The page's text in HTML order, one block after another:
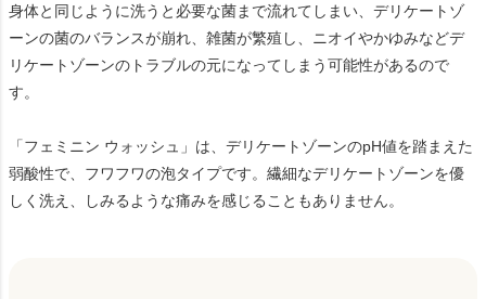
身体と同じように洗うと必要な菌まで流れてしまい、デリケートゾ
ーンの菌のバランスが崩れ、雑菌が繁殖し、ニオイやかゆみなどデ
リケートゾーンのトラブルの元になってしまう可能性があるので
す。
「フェミニン ウォッシュ」は、デリケートゾーンのpH値を踏まえた
弱酸性で、フワフワの泡タイプです。繊細なデリケートゾーンを優
しく洗え、しみるような痛みを感じることもありません。